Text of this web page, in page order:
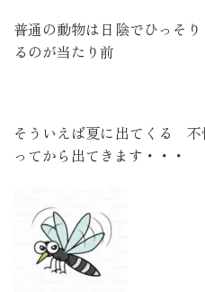
普通の動物は日陰でひっそ
るのが当たり前
そういえば夏に出てくる
ってから出てきます・・・